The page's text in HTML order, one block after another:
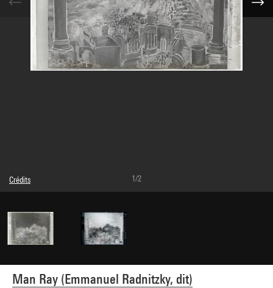
Man Ray (Emmanuel Radnitzky, dit)
Crédits
© Man Ray Trust / Adagp, Paris
1/2